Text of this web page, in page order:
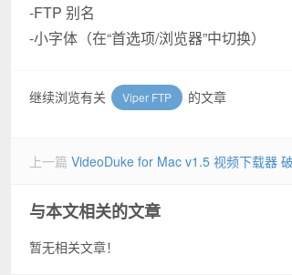
-FTP 别名
-小字体（在“首选项/浏览器”中切换）
继续浏览有关 Viper FTP 的文章
上一篇 VideoDuke for Mac v1.5 视频下载器
与本文相关的文章
暂无相关文章！